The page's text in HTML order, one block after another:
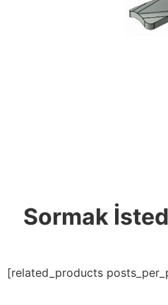
Sormak
[related_products